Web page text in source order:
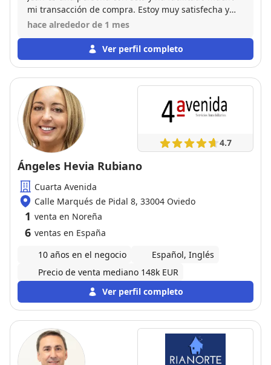
mi transacción de compra. Estoy muy satisfecha y
recomiendo a este gran profesional.
hace alrededor de 1 mes
Ver perfil completo
4.7
Ángeles Hevia Rubiano
Cuarta Avenida
Calle Marqués de Pidal 8, 33004 Oviedo
1 venta en Noreña
6 ventas en España
10 años en el negocio
Español, Inglés
Precio de venta mediano 148k EUR
Ver perfil completo